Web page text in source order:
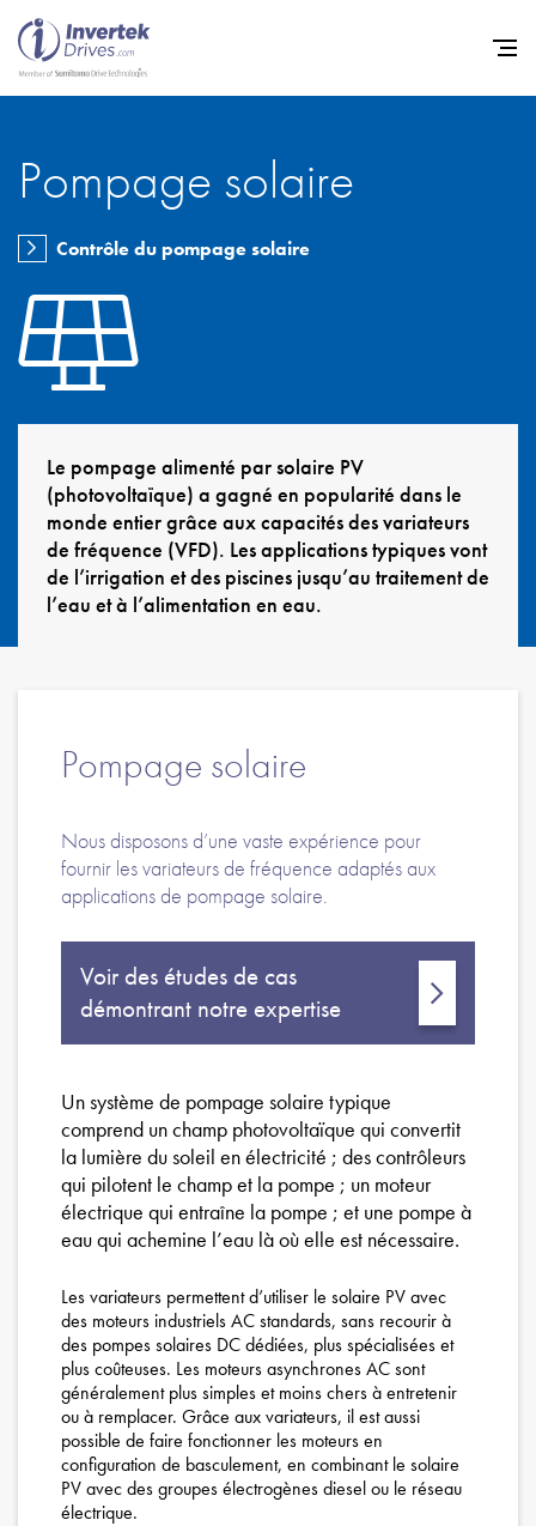
Pompage solaire
Contrôle du pompage solaire
Le pompage alimenté par solaire PV
(photovoltaïque) a gagné en popularité dans le
monde entier grâce aux capacités des variateurs
de fréquence (VFD). Les applications typiques vont
de l’irrigation et des piscines jusqu’au traitement de
l’eau et à l’alimentation en eau.
Pompage solaire
Nous disposons d’une vaste expérience pour
fournir les variateurs de fréquence adaptés aux
applications de pompage solaire.
Voir des études de cas
démontrant notre expertise
Un système de pompage solaire typique
comprend un champ photovoltaïque qui convertit
la lumière du soleil en électricité ; des contrôleurs
qui pilotent le champ et la pompe ; un moteur
électrique qui entraîne la pompe ; et une pompe à
eau qui achemine l’eau là où elle est nécessaire.
Les variateurs permettent d’utiliser le solaire PV avec
des moteurs industriels AC standards, sans recourir à
des pompes solaires DC dédiées, plus spécialisées et
plus coûteuses. Les moteurs asynchrones AC sont
généralement plus simples et moins chers à entretenir
ou à remplacer. Grâce aux variateurs, il est aussi
possible de faire fonctionner les moteurs en
configuration de basculement, en combinant le solaire
PV avec des groupes électrogènes diesel ou le réseau
électrique.
Contact
Politique de confidentialité
Plan du site